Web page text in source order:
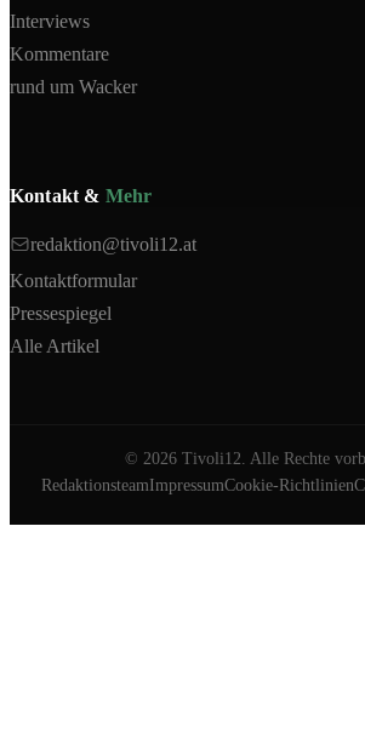
Interviews
Kommentare
rund um Wacker
Kontakt & Mehr
redaktion@tivoli12.at
Kontaktformular
Pressespiegel
Alle Artikel
© 2026Tivoli12. Alle Rechte
RedaktionsteamImpressumCookie-Richtlinien